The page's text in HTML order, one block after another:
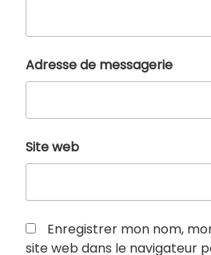
Adresse de messagerie
Site web
Enregistrer mon nom,
site web dans le navigateur